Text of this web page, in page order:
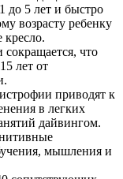
до 5 лет и быстро
возрасту ребенку
кресло.
что
лет от
приводят к
в легких
дайвингом.
мышления и